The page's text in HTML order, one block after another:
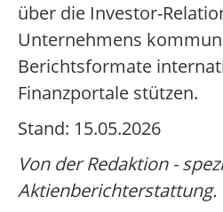
über die Investor-
Unternehmens
Berichtsformate
Finanzportale stützen.
Stand: 15.05.2026
Von der Redaktion -
Aktienberichterstattung.